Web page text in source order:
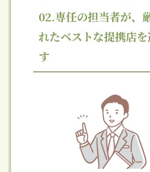
02.専任の担当者が、
れたベストな提携店を
す